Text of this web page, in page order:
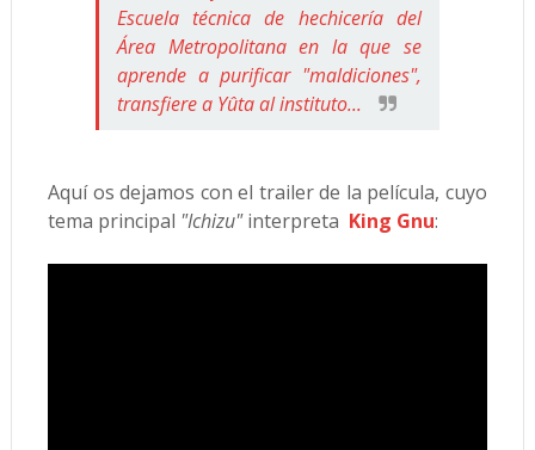
Escuela técnica de hechicería del
Área Metropolitana en la que se
aprende a purificar "maldiciones",
transfiere a Yûta al instituto...
Aquí os dejamos con el trailer de la película, cuyo
tema principal "Ichizu"interpreta King Gnu: